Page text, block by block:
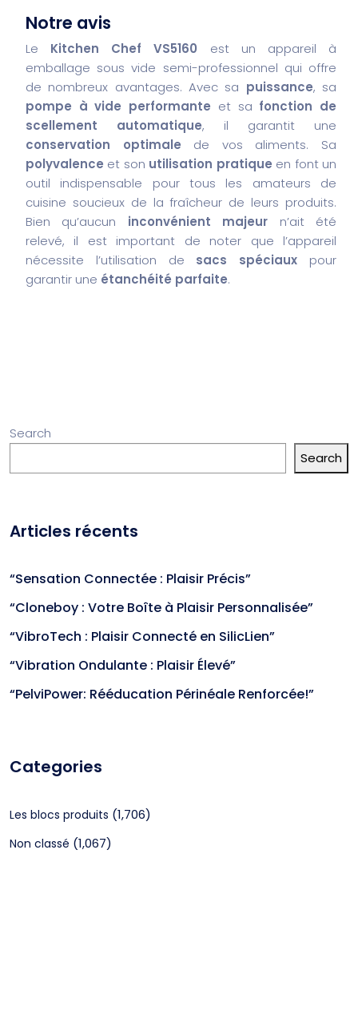
Notre avis
Le Kitchen Chef VS5160 est un appareil à
emballage sous vide semi-professionnel qui offre
de nombreux avantages. Avec sa puissance, sa
pompe à vide performante et sa fonction de
scellement automatique, il garantit une
conservation optimale de vos aliments. Sa
polyvalence et son utilisation pratique en font un
outil indispensable pour tous les amateurs de
cuisine soucieux de la fraîcheur de leurs produits.
Bien qu’aucun inconvénient majeur n’ait été
relevé, il est important de noter que l’appareil
nécessite l’utilisation de sacs spéciaux pour
garantir une étanchéité parfaite.
Search
Search
Articles récents
“Sensation Connectée : Plaisir Précis”
“Cloneboy : Votre Boîte à Plaisir Personnalisée”
“VibroTech : Plaisir Connecté en SilicLien”
“Vibration Ondulante : Plaisir Élevé”
“PelviPower: Rééducation Périnéale Renforcée!”
Categories
Les blocs produits (1,706)
Non classé (1,067)